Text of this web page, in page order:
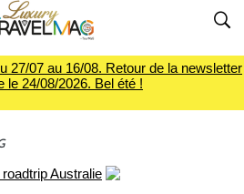
27/07 au 16/08. Retour de la newsletter
le 24/08/2026. Bel été !